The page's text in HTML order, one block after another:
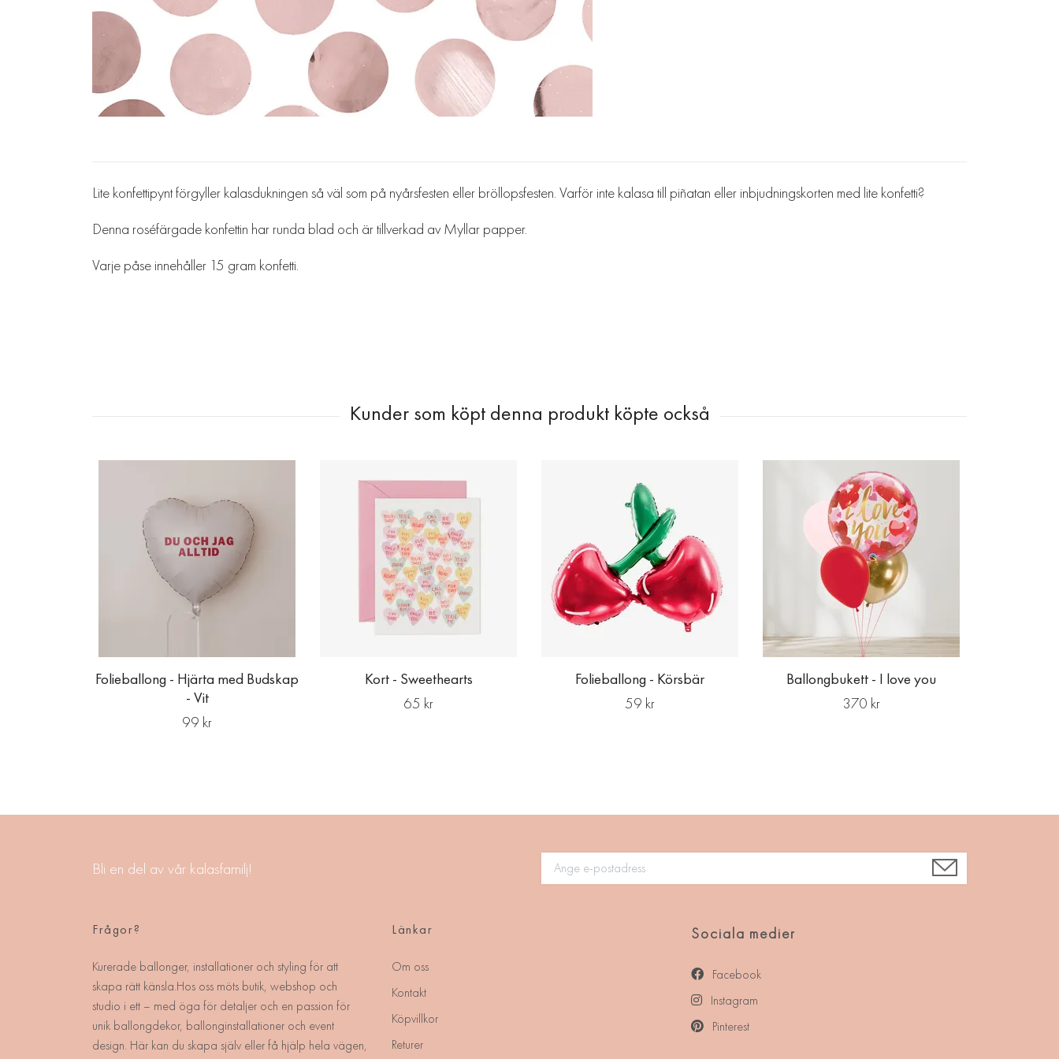
Lite konfettipynt förgyller kalasdukningen så väl som på nyårsfesten eller bröllopsfesten. Varför inte kalasa till piñatan eller inbjudningskorten med lite konfetti?
Denna roséfärgade konfettin har runda blad och är tillverkad av Myllar papper.
Varje påse innehåller 15 gram konfetti.
Folieballong - Hjärta med Budskap
- Vit
99 kr
Kort - Sweethearts
65 kr
Folieballong - Körsbär
59 kr
Ballongbukett - I love you
370 kr
Bli en del av vår kalasfamilj!
Frågor?
Kurerade ballonger, installationer och styling för att
skapa rätt känsla.Hos oss möts butik, webshop och
studio i ett – med öga för detaljer och en passion för
unik ballongdekor, ballonginstallationer och event
design. Här kan du skapa själv eller få hjälp hela vägen,
Länkar
Om oss
Kontakt
Köpvillkor
Returer
Sociala medier
Facebook
Instagram
Pinterest